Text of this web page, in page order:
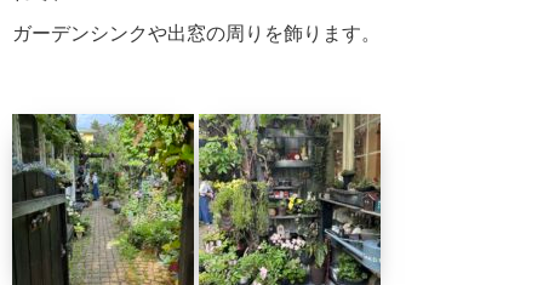
ガーデンシンクや出窓の周りを飾ります。